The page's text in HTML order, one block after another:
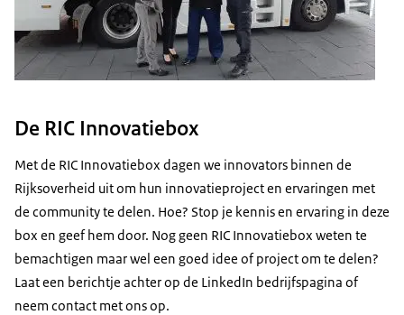
De RIC Innovatiebox
Met de RIC Innovatiebox dagen we innovators binnen de
Rijksoverheid uit om hun innovatieproject en ervaringen met
de community te delen. Hoe? Stop je kennis en ervaring in deze
box en geef hem door. Nog geen RIC Innovatiebox weten te
bemachtigen maar wel een goed idee of project om te delen?
Laat een berichtje achter op de LinkedIn bedrijfspagina of
neem contact met ons op.